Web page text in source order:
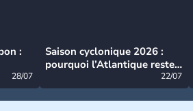
:
28/07
Saison cyclonique 2026 :
pourquoi l’Atlantique reste
22/07